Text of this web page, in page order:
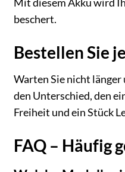
Mit diesem Akku wird
beschert.
Bestellen Sie
Warten Sie nicht länger
den Unterschied, den
Freiheit und ein Stück
FAQ – Häufig